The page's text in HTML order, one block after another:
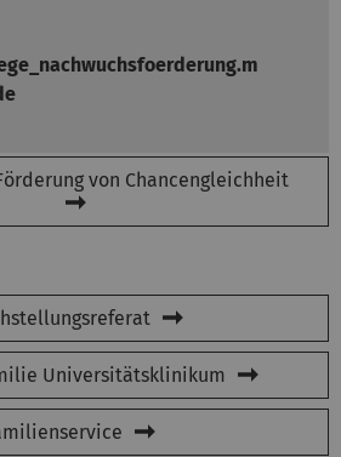
von Chancengleichheit
Universitätsklinikum